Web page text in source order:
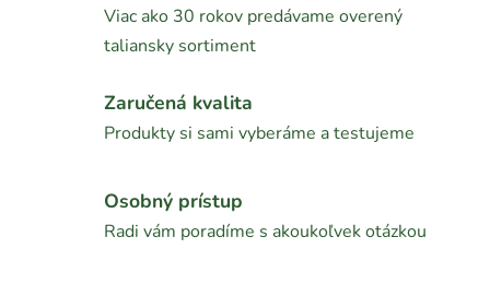
Viac ako 30 rokov predávame overený
taliansky sortiment
Zaručená kvalita
Produkty si sami vyberáme a testujeme
Osobný prístup
Radi vám poradíme s akoukoľvek otázkou